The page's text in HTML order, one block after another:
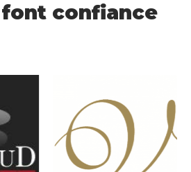
confiance